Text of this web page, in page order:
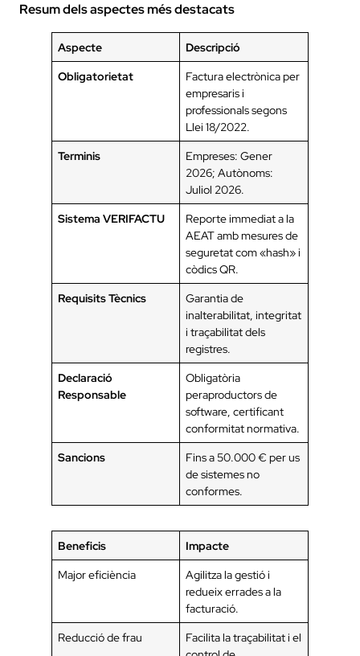
Resum dels aspectes més destacats
Aspecte
Descripció
Obligatorietat
Factura electrònica per
empresaris i
professionals segons
Llei 18/2022.
Terminis
Empreses: Gener
2026; Autònoms:
Juliol 2026.
Sistema VERIFACTU
Reporte immediat a la
AEAT amb mesures de
seguretat com «hash» i
còdics QR.
Requisits Tècnics
Garantia de
inalterabilitat, integritat
i traçabilitat dels
registres.
Declaració
Responsable
Obligatòria
peraproductors de
software, certificant
conformitat normativa.
Sancions
Fins a 50.000 € per us
de sistemes no
conformes.
Beneficis
Impacte
Major eficiència
Agilitza la gestió i
redueix errades a la
facturació.
Reducció de frau
Facilita la traçabilitat i el